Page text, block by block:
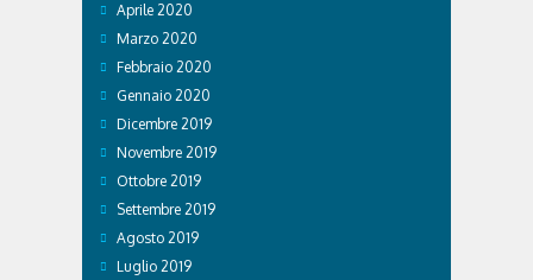
Aprile 2020
Marzo 2020
Febbraio 2020
Gennaio 2020
Dicembre 2019
Novembre 2019
Ottobre 2019
Settembre 2019
Agosto 2019
Luglio 2019